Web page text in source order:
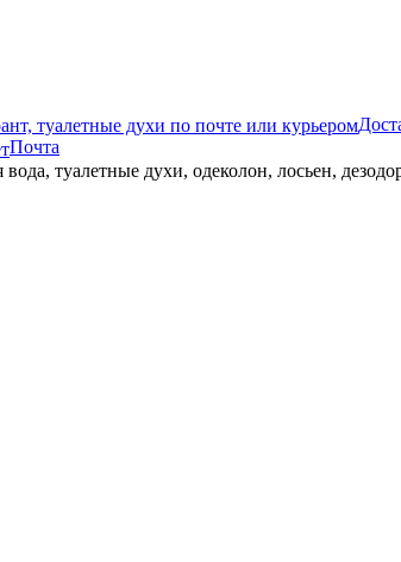
Почта